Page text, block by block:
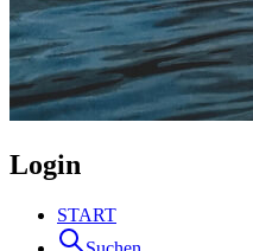
Login
START